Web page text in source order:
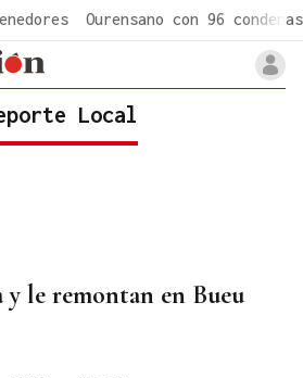
Ourensano con 96 condenas
Local
le remontan en Bueu